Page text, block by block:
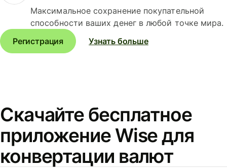
Максимальное сохранение покупательной
способности ваших денег в любой точке мира.
Регистрация
Узнать больше
Скачайте бесплатное
приложение Wise для
конвертации валют